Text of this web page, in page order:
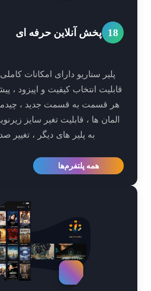
پخش آنلاین حرفه ای
پلیر سناریو دارای امکانات کاملی میباشد :
انتخاب کیفیت و اپیزود ، پیشنهاد
قسمت به قسمت جدید ، چیدمان
ها ، قابلیت تغیر سایز زیرنویس،
به پلیر های دیگر ، تغییر صدا ..
همه پلتفرم‌ها